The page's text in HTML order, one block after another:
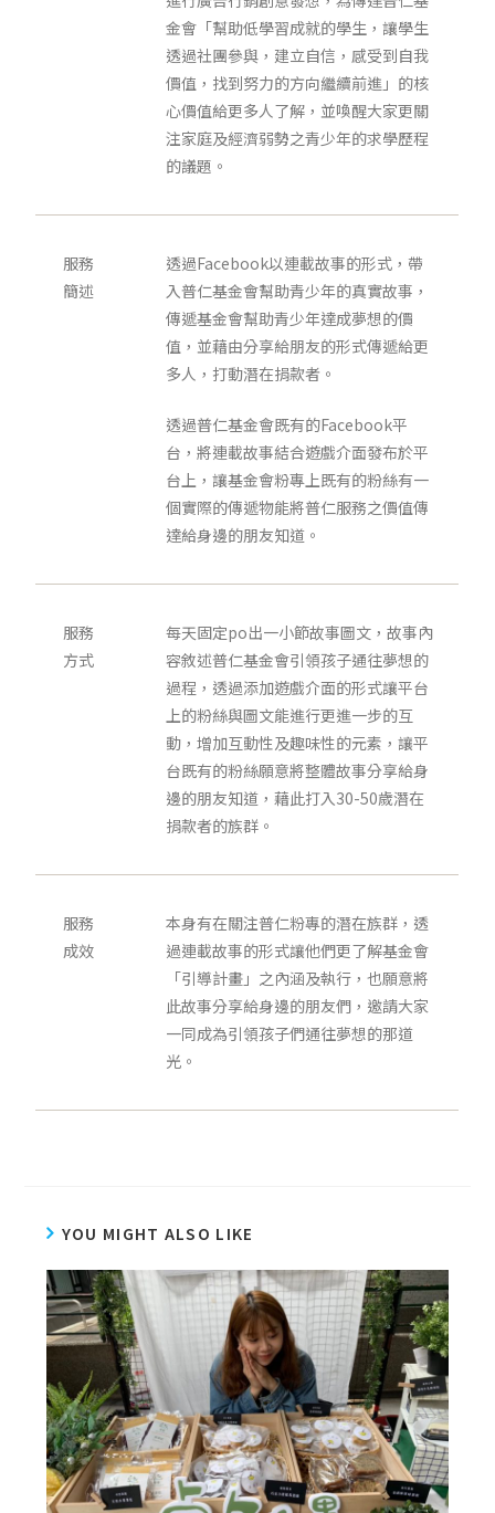
金會「幫助低學習成就的學生，讓學生
透過社團參與，建立自信，感受到自我
價值，找到努力的方向繼續前進」的核
心價值給更多人了解，並喚醒大家更關
注家庭及經濟弱勢之青少年的求學歷程
的議題。
服務
簡述
透過Facebook以連載故事的形式，帶
入普仁基金會幫助青少年的真實故事，
傳遞基金會幫助青少年達成夢想的價
值，並藉由分享給朋友的形式傳遞給更
多人，打動潛在捐款者。
透過普仁基金會既有的Facebook平
台，將連載故事結合遊戲介面發布於平
台上，讓基金會粉專上既有的粉絲有一
個實際的傳遞物能將普仁服務之價值傳
達給身邊的朋友知道。
服務
方式
每天固定po出一小節故事圖文，故事內
容敘述普仁基金會引領孩子通往夢想的
過程，透過添加遊戲介面的形式讓平台
上的粉絲與圖文能進行更進一步的互
動，增加互動性及趣味性的元素，讓平
台既有的粉絲願意將整體故事分享給身
邊的朋友知道，藉此打入30-50歲潛在
捐款者的族群。
服務
成效
本身有在關注普仁粉專的潛在族群，透
過連載故事的形式讓他們更了解基金會
「引導計畫」之內涵及執行，也願意將
此故事分享給身邊的朋友們，邀請大家
一同成為引領孩子們通往夢想的那道
光。
YOU MIGHT ALSO LIKE